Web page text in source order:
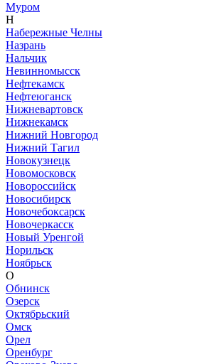
Муром
Н
Набережные Челны
Назрань
Нальчик
Невинномысск
Нефтекамск
Нефтеюганск
Нижневартовск
Нижнекамск
Нижний Новгород
Нижний Тагил
Новокузнецк
Новомосковск
Новороссийск
Новосибирск
Новочебоксарск
Новочеркасск
Новый Уренгой
Норильск
Ноябрьск
О
Обнинск
Озерск
Октябрьский
Омск
Орел
Оренбург